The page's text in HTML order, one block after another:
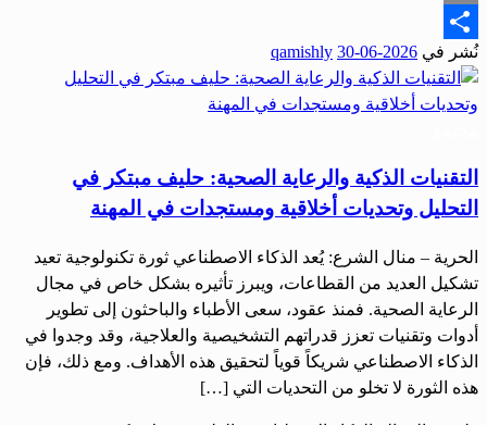
Email
Share
نُشر في 2026-06-30
qamishly
التقنيات الذكية والرعاية الصحية: حليف مبتكر في
التحليل وتحديات أخلاقية ومستجدات في المهنة
الحرية – منال الشرع: يُعد الذكاء الاصطناعي ثورة تكنولوجية تعيد
تشكيل العديد من القطاعات، ويبرز تأثيره بشكل خاص في مجال
الرعاية الصحية. فمنذ عقود، سعى الأطباء والباحثون إلى تطوير
أدوات وتقنيات تعزز قدراتهم التشخيصية والعلاجية، وقد وجدوا في
الذكاء الاصطناعي شريكاً قوياً لتحقيق هذه الأهداف. ومع ذلك، فإن
هذه الثورة لا تخلو من التحديات التي […]